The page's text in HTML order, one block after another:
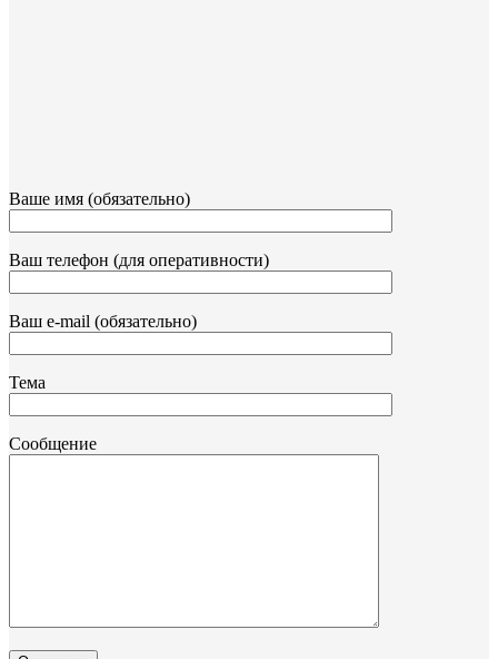
Ваше имя (обязательно)
Ваш телефон (для оперативности)
Ваш e-mail (обязательно)
Тема
Сообщение